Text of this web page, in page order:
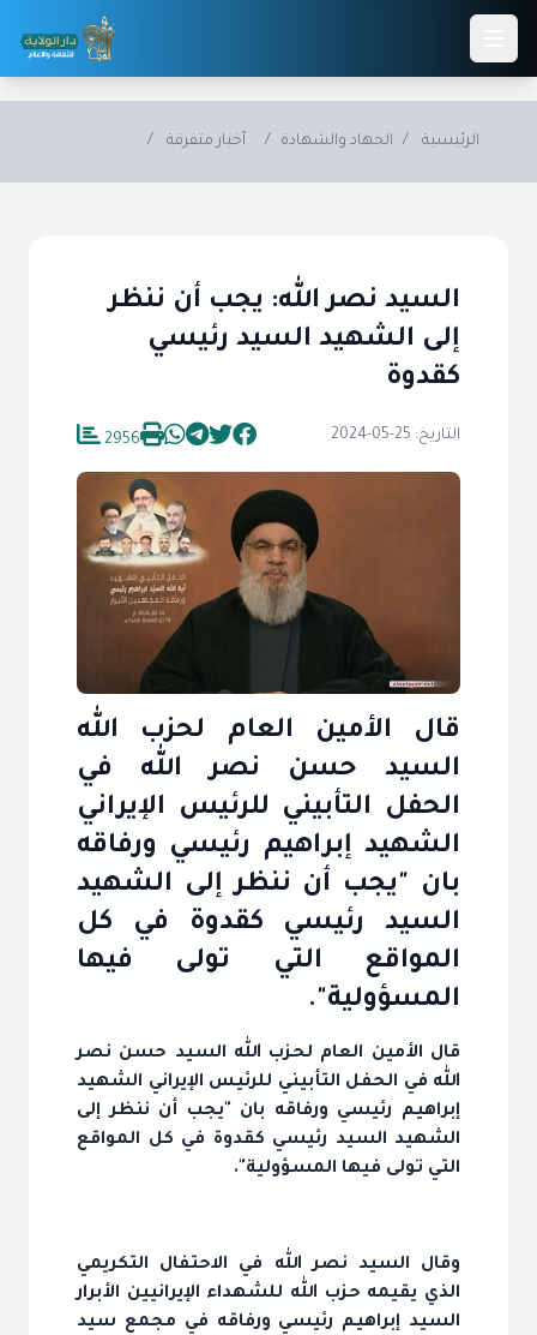
Skip to main content
الرئيسية / الجهاد والشهادة / أخبار متفرقة /
السيد نصر الله: يجب أن ننظر
إلى الشهيد السيد رئيسي
كقدوة
التاريخ: 25-05-2024 2956
قال الأمين العام لحزب الله
السيد حسن نصر الله في
الحفل التأبيني للرئيس الإيراني
الشهيد إبراهيم رئيسي ورفاقه
بان "يجب أن ننظر إلى الشهيد
السيد رئيسي كقدوة في كل
المواقع التي تولى فيها
المسؤولية".
قال الأمين العام لحزب الله السيد حسن نصر
الله في الحفل التأبيني للرئيس الإيراني الشهيد
إبراهيم رئيسي ورفاقه بان "يجب أن ننظر إلى
الشهيد السيد رئيسي كقدوة في كل المواقع
التي تولى فيها المسؤولية".
وقال السيد نصر الله في الاحتفال التكريمي
الذي يقيمه حزب الله للشهداء الإيرانيين الأبرار
السيد إبراهيم رئيسي ورفاقه في مجمع سيد